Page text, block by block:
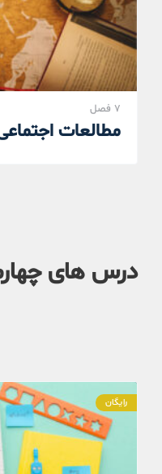
7 فصل
مطالعات
درس های
رایگان